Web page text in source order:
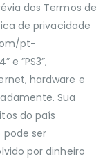
dos Termos de
de privacidade
pt-
e ”PS3”,
hardware e
Sua
do país
ser
por dinheiro